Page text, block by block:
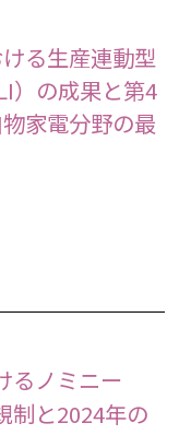
る生産連動型
）の成果と第4
家電分野の最
るノミニー
制と2024年の